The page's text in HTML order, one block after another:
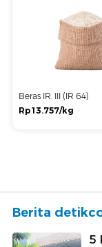
Beras IR. III (IR 64)
Rp13.757/kg
Berita
5